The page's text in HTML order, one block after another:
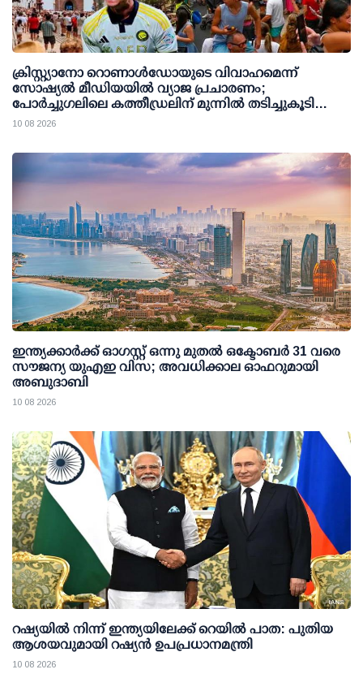
ക്രിസ്റ്റ്യാനോ റൊണാള്‍ഡോയുടെ വിവാഹമെന്ന്
സോഷ്യല്‍ മീഡിയയില്‍ വ്യാജ പ്രചാരണം;
പോര്‍ച്ചുഗലിലെ കത്തീഡ്രലിന് മുന്നില്‍ തടിച്ചുകൂടി
ജനക്കൂട്ടം
10 08 2026
ഇന്ത്യക്കാര്‍ക്ക് ഓഗസ്റ്റ് ഒന്നു മുതല്‍ ഒക്ടോബര്‍ 31 വരെ
സൗജന്യ യുഎഇ വിസ; അവധിക്കാല ഓഫറുമായി
അബുദാബി
10 08 2026
റഷ്യയില്‍ നിന്ന് ഇന്ത്യയിലേക്ക് റെയില്‍ പാത: പുതിയ
ആശയവുമായി റഷ്യന്‍ ഉപപ്രധാനമന്ത്രി
10 08 2026